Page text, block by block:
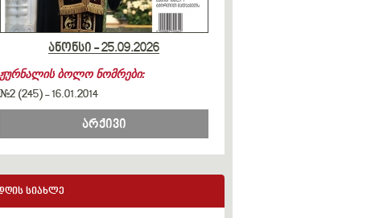
ანონსი - 25.09.2026
ჟურნალის ბოლო ნომრები:
#2 (245)-16.01.2014
არქივი
სიახლე